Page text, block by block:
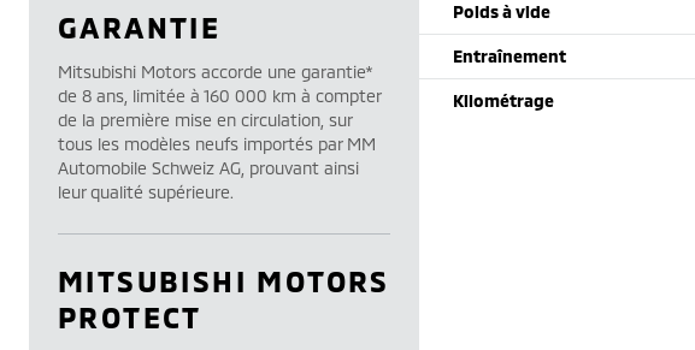
Poids à vide
Entraînement
Kilométrage
GARANTIE
Mitsubishi Motors accorde une garantie*
de 8 ans, limitée à 160 000 km à compter
de la première mise en circulation, sur
tous les modèles neufs importés par MM
Automobile Schweiz AG, prouvant ainsi
leur qualité supérieure.
MITSUBISHI MOTORS
PROTECT